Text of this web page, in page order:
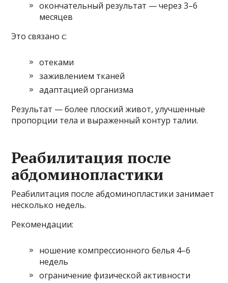
окончательный результат — через 3–6
месяцев
Это связано с:
отеками
заживлением тканей
адаптацией организма
Результат — более плоский живот, улучшенные
пропорции тела и выраженный контур талии.
Реабилитация после
абдоминопластики
Реабилитация после абдоминопластики занимает
несколько недель.
Рекомендации:
ношение компрессионного белья 4–6
недель
ограничение физической активности